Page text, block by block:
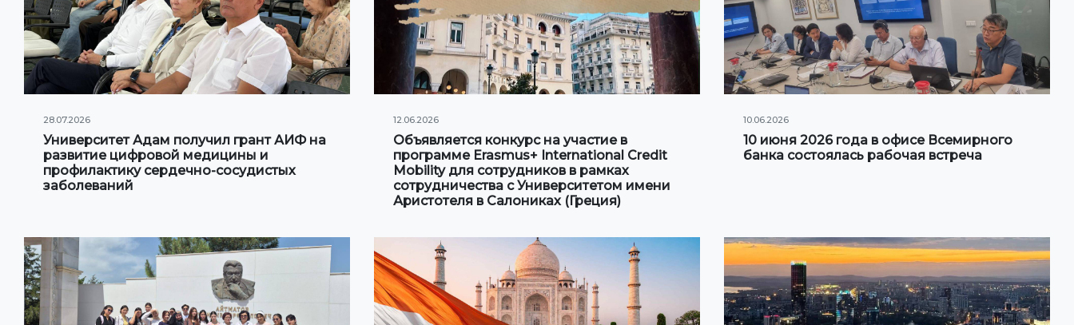
28.07.2026
Университет Адам получил грант АИФ на
развитие цифровой медицины и
профилактику сердечно-сосудистых
заболеваний
12.06.2026
Объявляется конкурс на участие в
программе Erasmus+ International Credit
Mobility для сотрудников в рамках
сотрудничества с Университетом имени
Аристотеля в Салониках (Греция)
10.06.2026
10 июня 2026 года в офисе Всемирного
банка состоялась рабочая встреча